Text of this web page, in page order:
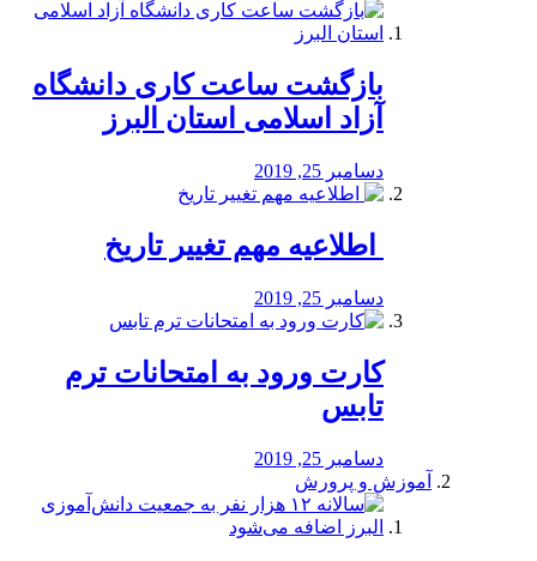
بازگشت ساعت کاری دانشگاه
آزاد اسلامی استان البرز
دسامبر 25, 2019
️ اطلاعیه مهم تغییر تاریخ
دسامبر 25, 2019
کارت ورود به امتحانات ترم
تابس
دسامبر 25, 2019
آموزش و پرورش